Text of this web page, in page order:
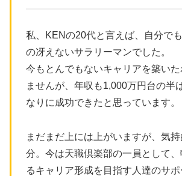
私、KENの20代と言えば、自分で
の冴えないサラリーマンでした。
今もとんでもないキャリアを築いた
ませんが、年収も1,000万円台の半
なりに成功できたと思っています。
まだまだ上には上がいますが、気
分。今は天職倶楽部の一員として
るキャリア形成を目指す人達のサ